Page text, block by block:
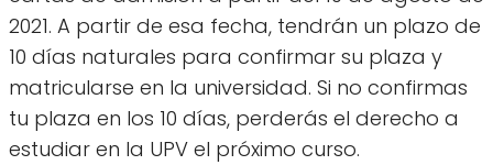
2021. A partir de esa fecha, tendrán un plazo de
10 días naturales para confirmar su plaza y
matricularse en la universidad. Si no confirmas
tu plaza en los 10 días, perderás el derecho a
estudiar en la UPV el próximo curso.